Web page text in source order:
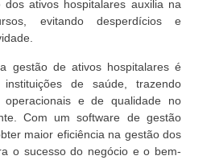
dos ativos hospitalares auxilia na
evitando desperdícios e
gestão de ativos hospitalares é
de saúde, trazendo
operacionais e de qualidade no
Com um software de gestão
maior eficiência na gestão dos
o sucesso do negócio e o bem-